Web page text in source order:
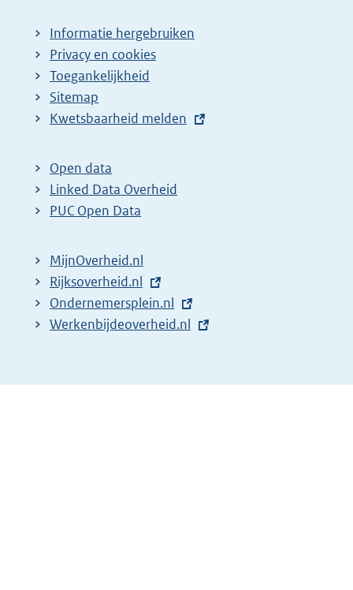
Informatie hergebruiken
Privacy en cookies
Toegankelijkheid
Sitemap
E
t
e
r
l
i
n
k
Kwetsbaarheid melden
Open data
Linked Data Overheid
PUC Open Data
MijnOverheid.nl
E
x
t
n
Rijksoverheid.nl
E
x
r
Ondernemersplein.nl
E
e
Werkenbijdeoverheid.nl